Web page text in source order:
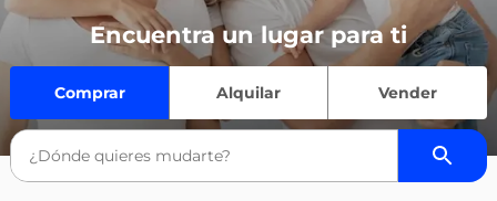
Encuentra un lugar para ti
Comprar Alquilar Vender